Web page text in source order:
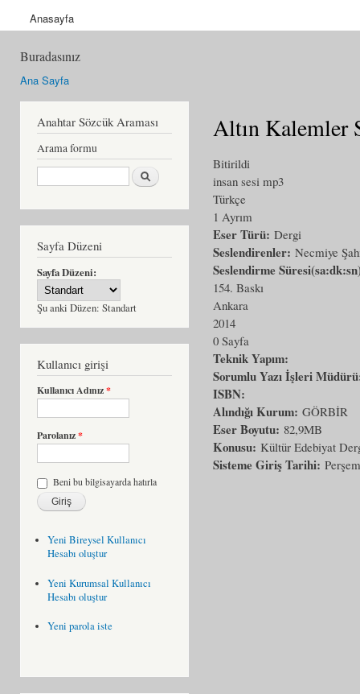
Anasayfa
Buradasınız
Ana Sayfa
Anahtar Sözcük Araması
Arama formu
Ara
Sayfa Düzeni
Sayfa Düzeni:
Şu anki Düzen: Standart
Kullanıcı girişi
Kullanıcı Adınız*
Parolanız*
Beni bu bilgisayarda hatırla
Yeni Bireysel Kullanıcı
Hesabı oluştur
Yeni Kurumsal Kullanıcı
Hesabı oluştur
Yeni parola iste
Altın Kalemler
Bitirildi
insan sesi mp3
Türkçe
1 Ayrım
Eser Türü: Dergi
Seslendirenler: Necmiye
Seslendirme
154. Baskı
Ankara
2014
0 Sayfa
Teknik Yapım:
Sorumlu Yazı İşleri
ISBN:
Alındığı Kurum: GÖRBİR
Eser Boyutu: 82,9MB
Konusu: Kültür Edebiyat
Sisteme Giriş Tarihi: